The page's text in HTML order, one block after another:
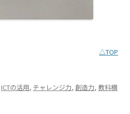
△TOP
ICTの活用, チャレンジ力, 創造力, 教科横